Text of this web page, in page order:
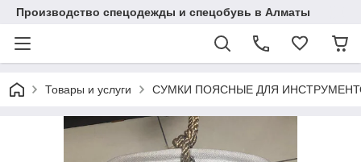
Производство спецодежды и спецобувь в Алматы
Товары и услуги СУМКИ ПОЯСНЫЕ ДЛЯ